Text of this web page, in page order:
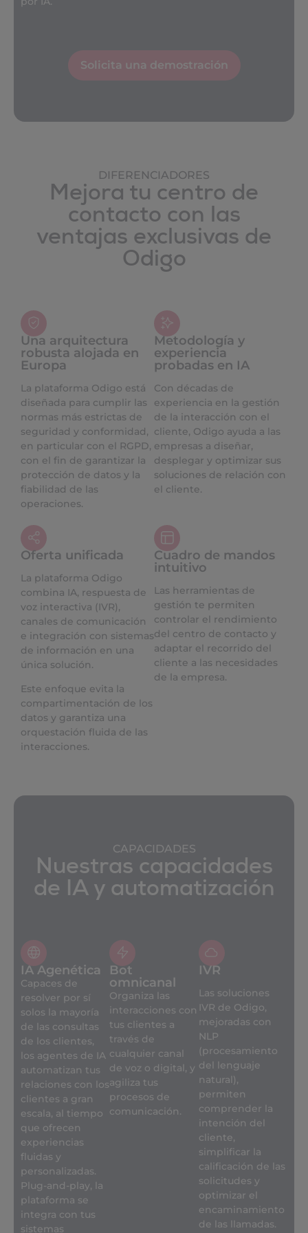
Solicita una demostración
DIFERENCIADORES
Mejora tu centro de
contacto con las
ventajas exclusivas de
Odigo
Una arquitectura
robusta alojada en
Europa
La plataforma Odigo está
diseñada para cumplir las
normas más estrictas de
seguridad y conformidad,
en particular con el RGPD,
con el fin de garantizar la
protección de datos y la
fiabilidad de las
operaciones.
Metodología y
experiencia
probadas en IA
Con décadas de
experiencia en la gestión
de la interacción con el
cliente, Odigo ayuda a las
empresas a diseñar,
desplegar y optimizar sus
soluciones de relación con
el cliente.
Oferta unificada
La plataforma Odigo
combina IA, respuesta de
voz interactiva (IVR),
canales de comunicación
e integración con sistemas
de información en una
única solución.
Este enfoque evita la
compartimentación de los
datos y garantiza una
orquestación fluida de las
interacciones.
Cuadro de mandos
intuitivo
Las herramientas de
gestión te permiten
controlar el rendimiento
del centro de contacto y
adaptar el recorrido del
cliente a las necesidades
de la empresa.
CAPACIDADES
Nuestras capacidades
de IA y automatización
IA Agenética
Capaces de
resolver por sí
solos la mayoría
de las consultas
de los clientes,
los agentes de IA
automatizan tus
relaciones con los
clientes a gran
escala, al tiempo
que ofrecen
experiencias
fluidas y
personalizadas.
Plug-and-play, la
plataforma se
integra con tus
sistemas
Bot
omnicanal
Organiza las
interacciones con
tus clientes a
través de
cualquier canal
de voz o digital, y
agiliza tus
procesos de
comunicación.
IVR
Las soluciones
IVR de Odigo,
mejoradas con
NLP
(procesamiento
del lenguaje
natural),
permiten
comprender la
intención del
cliente,
simplificar la
calificación de las
solicitudes y
optimizar el
encaminamiento
de las llamadas.